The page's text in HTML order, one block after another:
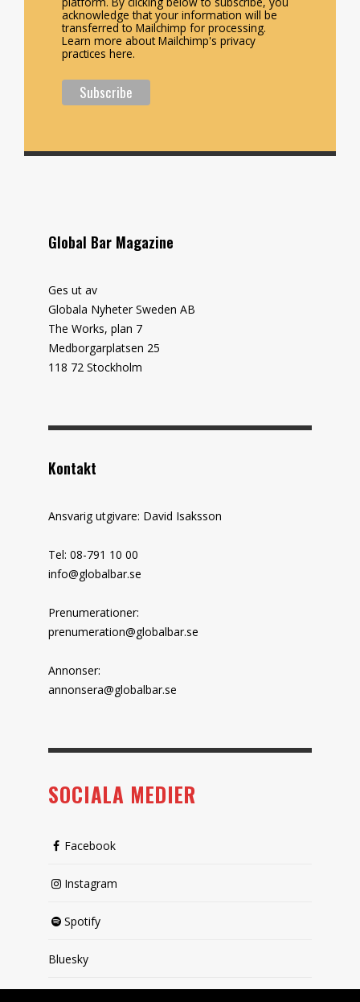
acknowledge that your information will be
transferred to Mailchimp for processing.
Learn more about Mailchimp's privacy
practices here.
Global Bar Magazine
Ges ut av
Globala Nyheter Sweden AB
The Works, plan 7
Medborgarplatsen 25
118 72 Stockholm
Kontakt
Ansvarig utgivare: David Isaksson
Tel: 08-791 10 00
info@globalbar.se
Prenumerationer:
prenumeration@globalbar.se
Annonser:
annonsera@globalbar.se
SOCIALA MEDIER
Facebook
Instagram
Spotify
Bluesky